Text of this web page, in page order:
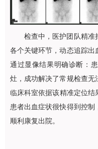
检查中，医护团队精准
各个关键环节，动态追踪出
通过显像结果明确诊断：
灶，成功解决了常规检查无
临床科室依据该精准定位结
患者出血症状很快得到控制
顺利康复出院。